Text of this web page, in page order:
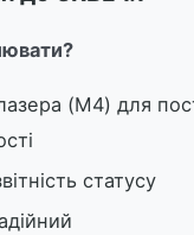
(M4) для
статусу